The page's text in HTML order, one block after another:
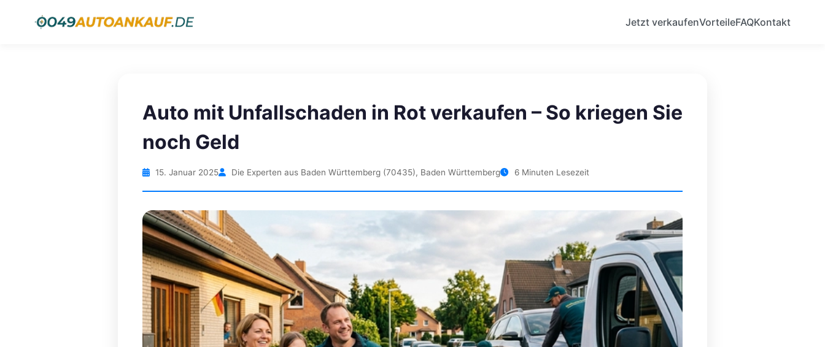
Jetzt verkaufenVorteileFAQKontakt
Auto mit Unfallschaden in Rot verkaufen – So kriegen Sie
noch Geld
15. Januar 2025 Die Experten aus Baden Württemberg (70435), Baden Württemberg 6 Minuten Lesezeit